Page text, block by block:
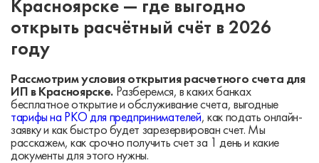
Красноярске — где выгодно
открыть расчётный счёт в 2026
году
Рассмотрим условия открытия расчетного счета для
ИП в Красноярске.Разберемся, в каких банках
бесплатное открытие и обслуживание счета, выгодные
тарифы на РКО для предпринимателей, как подать онлайн-
заявку и как быстро будет зарезервирован счет. Мы
расскажем, как срочно получить счет за 1 день и какие
документы для этого нужны.